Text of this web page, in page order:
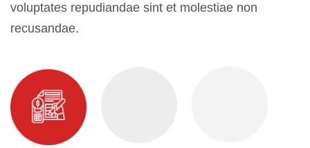
voluptates repudiandae sint et molestiae non
recusandae.